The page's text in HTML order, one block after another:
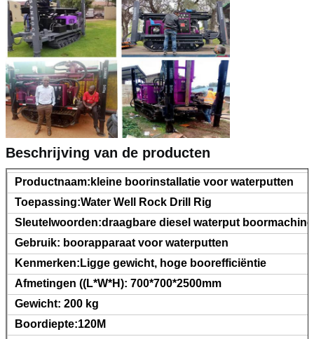
Beschrijving van de producten
Productnaam:kleine boorinstallatie voor waterputten
Toepassing:Water Well Rock Drill Rig
Sleutelwoorden:draagbare diesel waterput boormachine
Gebruik: boorapparaat voor waterputten
Kenmerken:Ligge gewicht, hoge boorefficiëntie
Afmetingen ((L*W*H): 700*700*2500mm
Gewicht: 200 kg
Boordiepte:120M